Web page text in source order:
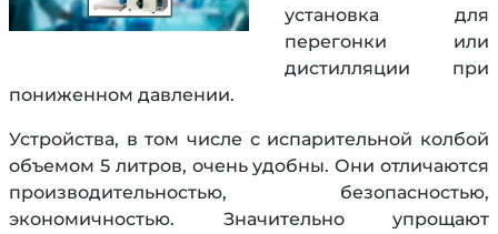
установка для
перегонки или
дистилляции при
пониженном давлении.
Устройства, в том числе с испарительной колбой
объемом 5 литров, очень удобны. Они отличаются
производительностью, безопасностью,
экономичностью. Значительно упрощают